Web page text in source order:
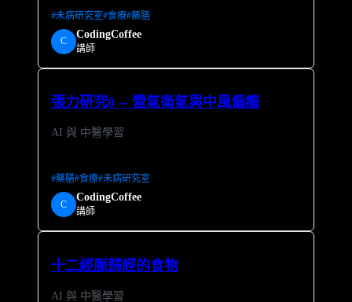
#未病研究室#食療#藥膳
C
CodingCoffee
講師
張力研究0 -- 營氣衛氣與中風偏癱
AI 與 中醫學習
#藥膳#食療#未病研究室
C
CodingCoffee
講師
十二經脈歸經的食物
AI 與 中醫學習